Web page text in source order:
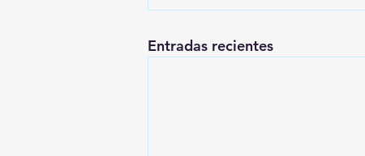
Entradas recientes